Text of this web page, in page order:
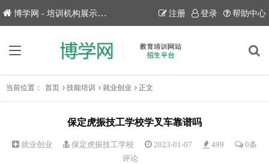
博学网 - 培训机构展示平台！ 注册 登录 帮助中心
当前位置： 首页 技能培训 就业创业 正文
保定虎振技工学校学叉车靠谱吗
就业创业 保定虎振技工学校 2023-01-07 499
0条
评论